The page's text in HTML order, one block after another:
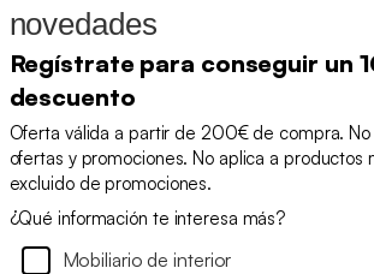
novedades
Regístrate para conseguir un
descuento
Oferta válida a partir de 200€ de compra. No
ofertas y promociones. No aplica a productos
excluido de promociones.
¿Qué información te interesa más?
Mobiliario de interior